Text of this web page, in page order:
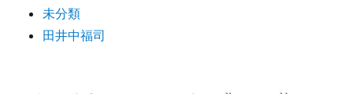
未分類
田井中福司